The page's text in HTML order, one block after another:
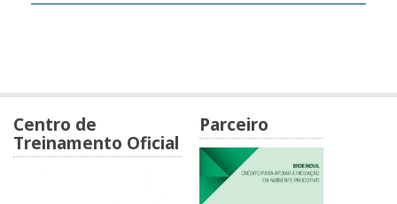
Centro de
Treinamento Oficial
Parceiro